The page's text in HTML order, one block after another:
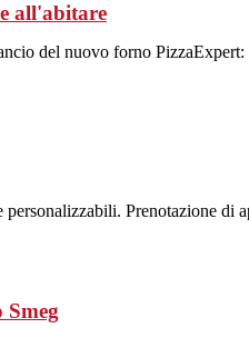
all'abitare
del nuovo forno
Prenotazione di